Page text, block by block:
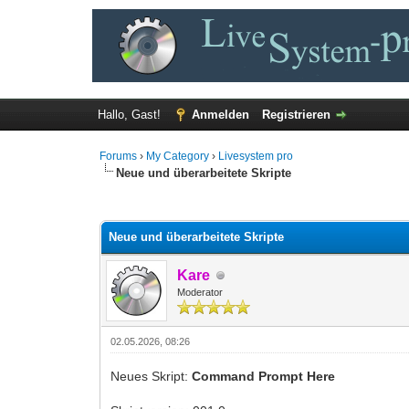
Hallo, Gast! Anmelden Registrieren
Forums › My Category › Livesystem pro
Neue und überarbeitete Skripte
Neue und überarbeitete Skripte
Kare
Moderator
02.05.2026, 08:26
Neues Skript: Command Prompt Here